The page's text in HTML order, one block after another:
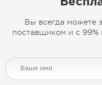
Вы всегда можете
поставщиком и с 99%